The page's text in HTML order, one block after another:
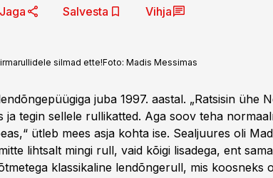
Jaga Salvesta Vihja
silmad ette!Foto: Madis Messimas
juba 1997. aastal. „Ratsisin ühe
ja tegin sellele rullikatted. Aga soov teha
ütleb mees asja kohta ise. Sealjuures oli
lihtsalt mingi rull, vaid kõigi lisadega, ent
klassikaline lendõngerull, mis koosneks